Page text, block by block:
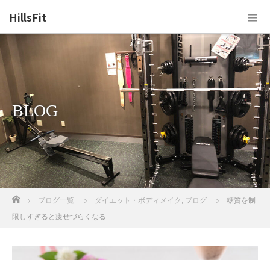
HillsFit
BLOG
ブログ一覧 ダイエット・ボディメイク , ブログ
糖質を制
限しすぎると痩せづらくなる